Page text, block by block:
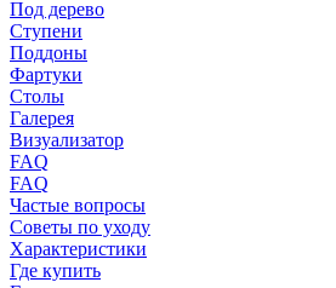
Под дерево
Ступени
Поддоны
Фартуки
Столы
Галерея
Визуализатор
FAQ
FAQ
Частые вопросы
Советы по уходу
Характеристики
Где купить